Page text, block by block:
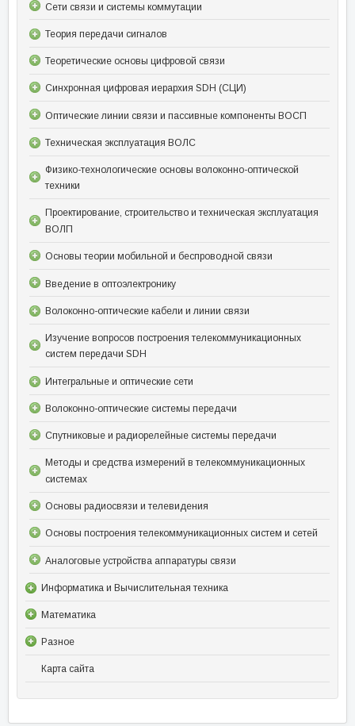
Сети связи и системы коммутации
Теория передачи сигналов
Теоретические основы цифровой связи
Синхронная цифровая иерархия SDH (СЦИ)
Оптические линии связи и пассивные компоненты ВОСП
Техническая эксплуатация ВОЛС
Физико-технологические основы волоконно-оптической
техники
Проектирование, строительство и техническая эксплуатация
ВОЛП
Основы теории мобильной и беспроводной связи
Введение в оптоэлектронику
Волоконно-оптические кабели и линии связи
Изучение вопросов построения телекоммуникационных
систем передачи SDH
Интегральные и оптические сети
Волоконно-оптические системы передачи
Спутниковые и радиорелейные системы передачи
Методы и средства измерений в телекоммуникационных
системах
Основы радиосвязи и телевидения
Основы построения телекоммуникационных систем и сетей
Аналоговые устройства аппаратуры связи
Информатика и Вычислительная техника
Математика
Разное
Карта сайта